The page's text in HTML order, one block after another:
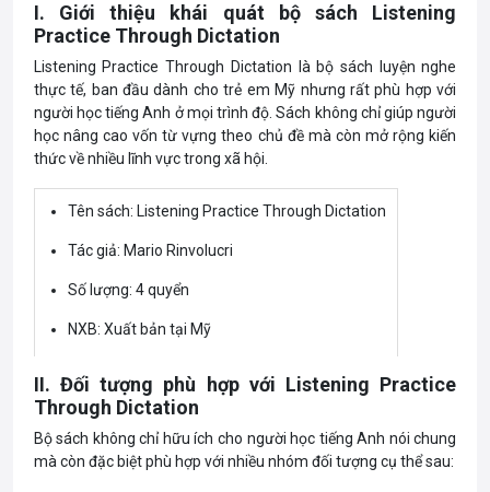
I. Giới thiệu khái quát bộ sách Listening
Practice Through Dictation
Listening Practice Through Dictation là bộ sách luyện nghe
thực tế, ban đầu dành cho trẻ em Mỹ nhưng rất phù hợp với
người học tiếng Anh ở mọi trình độ. Sách không chỉ giúp người
học nâng cao vốn từ vựng theo chủ đề mà còn mở rộng kiến
thức về nhiều lĩnh vực trong xã hội.
Tên sách: Listening Practice Through Dictation
Tác giả: Mario Rinvolucri
Số lượng: 4 quyển
NXB: Xuất bản tại Mỹ
II. Đối tượng phù hợp với Listening Practice
Through Dictation
Bộ sách không chỉ hữu ích cho người học tiếng Anh nói chung
mà còn đặc biệt phù hợp với nhiều nhóm đối tượng cụ thể sau: